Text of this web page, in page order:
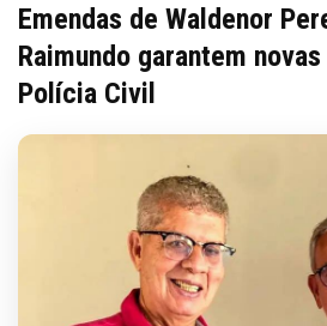
Emendas de Waldenor
Raimundo garantem
Polícia Civil